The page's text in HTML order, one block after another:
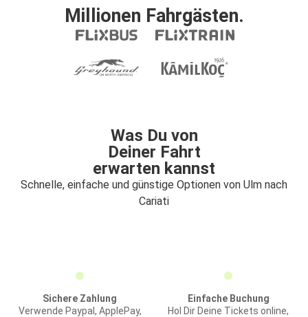
Millionen Fahrgästen.
Was Du von
Deiner Fahrt
erwarten kannst
Schnelle, einfache und günstige Optionen von Ulm nach
Cariati
Sichere Zahlung
Verwende Paypal, ApplePay,
Einfache Buchung
Hol Dir Deine Tickets online,